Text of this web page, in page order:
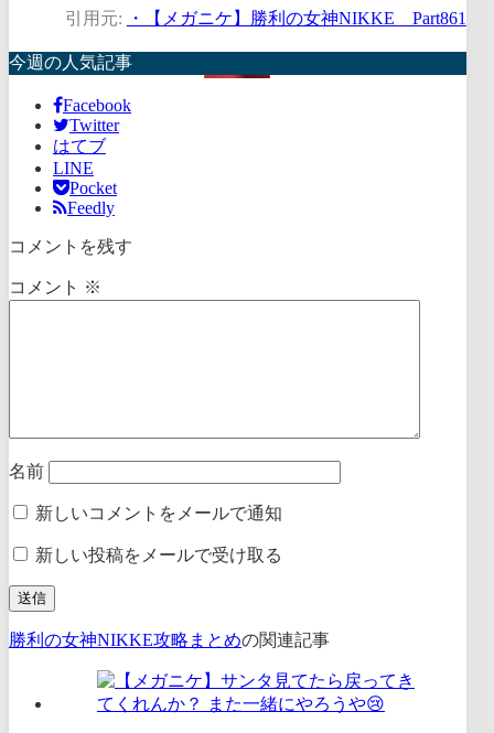
引用元: ・【メガニケ】勝利の女神NIKKE Part861
今週の人気記事
Facebook
Twitter
はてブ
LINE
Pocket
Feedly
コメントを残す
コメント ※
名前
新しいコメントをメールで通知
新しい投稿をメールで受け取る
勝利の女神NIKKE攻略まとめの関連記事